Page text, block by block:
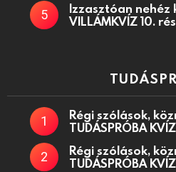
Izzasztóan nehéz
VILLÁMKVÍZ 10.
Régi szólások,
TUDÁSPRÓBA
Régi szólások,
TUDÁSPRÓBA